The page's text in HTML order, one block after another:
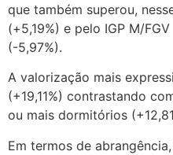
que também superou,
(+5,19%) e pelo IGP M/FGV
(-5,97%).
A valorização mais
(+19,11%) contrastando
ou mais dormitórios
Em termos de